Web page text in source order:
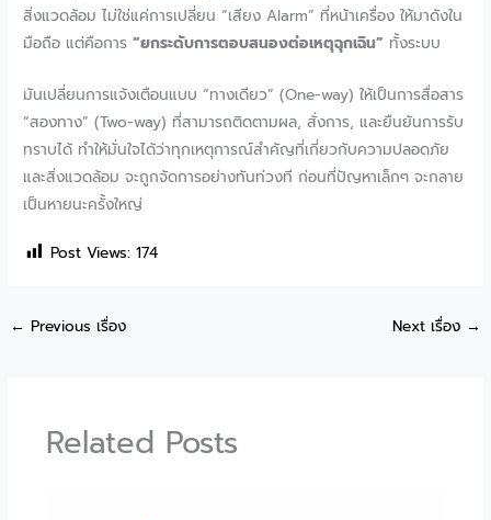
สิ่งแวดล้อม ไม่ใช่แค่การเปลี่ยน “เสียง Alarm” ที่หน้าเครื่อง ให้มาดังใน
มือถือ แต่คือการ“ยกระดับการตอบสนองต่อเหตุฉุกเฉิน” ทั้งระบบ
มันเปลี่ยนการแจ้งเตือนแบบ “ทางเดียว” (One-way) ให้เป็นการสื่อสาร
“สองทาง” (Two-way) ที่สามารถติดตามผล, สั่งการ, และยืนยันการรับ
ทราบได้ ทำให้มั่นใจได้ว่าทุกเหตุการณ์สำคัญที่เกี่ยวกับความปลอดภัย
และสิ่งแวดล้อม จะถูกจัดการอย่างทันท่วงที ก่อนที่ปัญหาเล็กๆ จะกลาย
เป็นหายนะครั้งใหญ่
Post Views: 174
← Previous เรื่อง Next เรื่อง →
Related Posts